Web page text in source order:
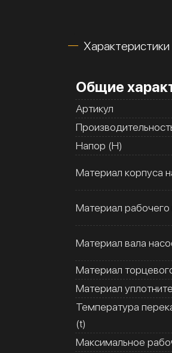
Характеристики
Общие
Артикул
Напор (H)
Материал корпуса
Материал рабочего
Материал вала
Материал
Материал
Температура
(t)
Максимальное